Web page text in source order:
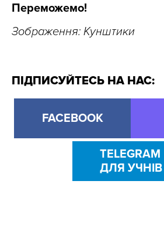
Переможемо!
Зображення: Кунштики
ПІДПИСУЙТЕСЬ НА НАС:
FACEBOOK
TELEGRAM
ДЛЯ УЧНІВ